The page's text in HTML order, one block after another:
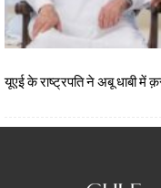
यूएई के राष्ट्रपति ने अबू धाबी